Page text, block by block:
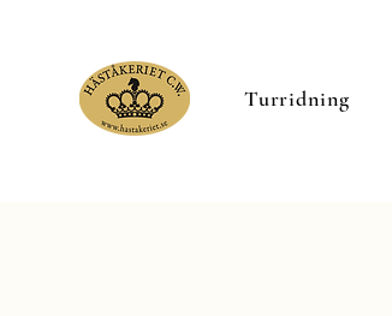
Turridning